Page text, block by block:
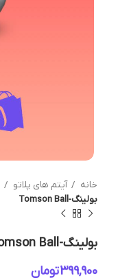
خانه آیتم های پلاتو
بولینگ-Tomson Ball
بولینگ-Tomson Ball
تومان